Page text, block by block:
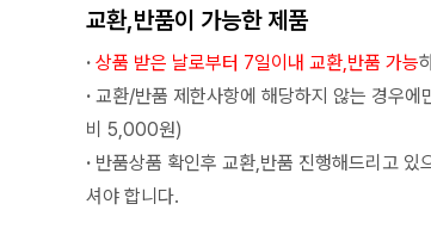
교환,반품이 가능한 제품
· 상품 받은 날로부터 7일이내 교환,반품 가능
· 교환/반품 제한사항에 해당하지 않는 경우
비 5,000원)
· 반품상품 확인후 교환,반품 진행해드리고
셔야 합니다.